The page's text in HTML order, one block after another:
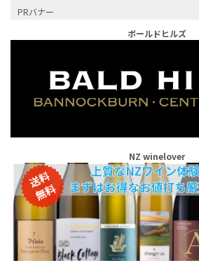
PRバナー
ボールドヒルズ
NZ winelover